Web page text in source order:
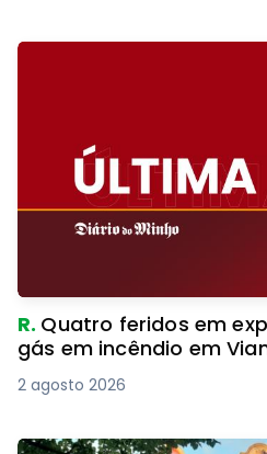
R. Quatro feridos em
gás em incêndio em
2 agosto 2026